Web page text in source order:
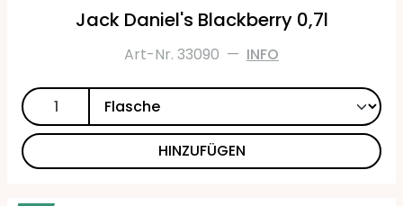
Jack Daniel's Blackberry 0,7l
Art-Nr. 33090 — INFO
HINZUFÜGEN